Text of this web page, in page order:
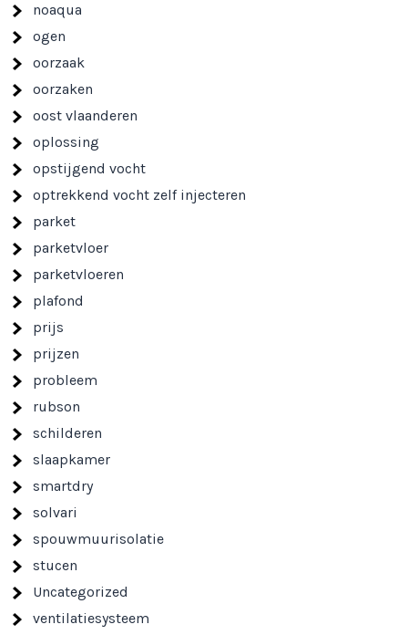
noaqua
ogen
oorzaak
oorzaken
oost vlaanderen
oplossing
opstijgend vocht
optrekkend vocht zelf injecteren
parket
parketvloer
parketvloeren
plafond
prijs
prijzen
probleem
rubson
schilderen
slaapkamer
smartdry
solvari
spouwmuurisolatie
stucen
Uncategorized
ventilatiesysteem